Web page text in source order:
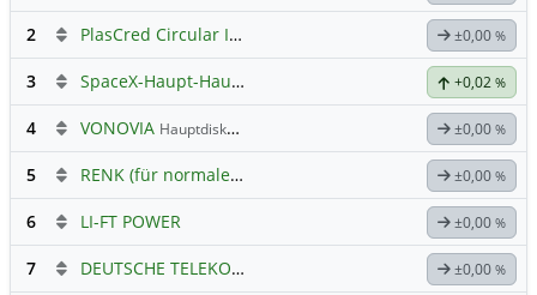
2 PlasCred Circular Innovations ±0,00 %
3 SpaceX-Haupt-Hauptforum +0,02 %
4 VONOVIA Hauptdiskussion ±0,00 %
5 RENK (für normale, sachliche Kommunikation!) ±0,00 %
6 LI-FT POWER ±0,00 %
7 DEUTSCHE TELEKOM ±0,00 %